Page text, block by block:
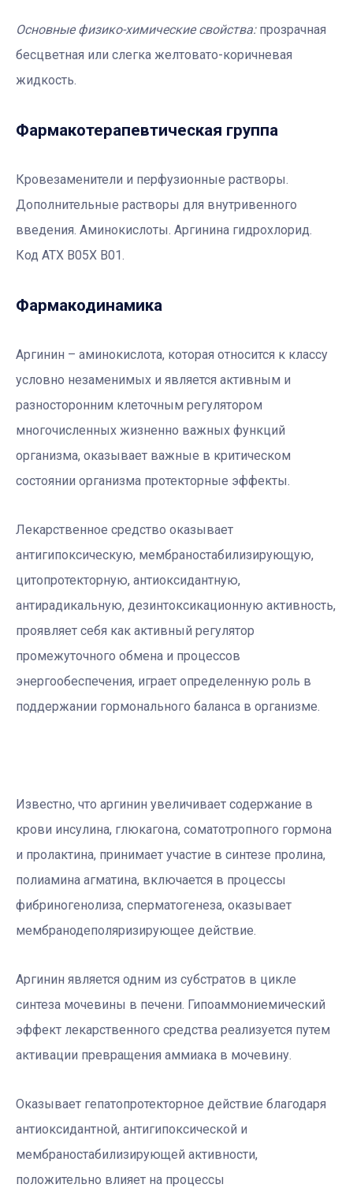
Основные физико-химические свойства:прозрачная
бесцветная или слегка желтовато-коричневая
жидкость.
Фармакотерапевтичеcкая группа
Кровезаменители и перфузионные растворы.
Дополнительные растворы для внутривенного
введения. Аминокислоты. Аргинина гидрохлорид.
Код АТХ В05Х В01.
Фармакодинамика
Аргинин – аминокислота, которая относится к классу
условно незаменимых и является активным и
разносторонним клеточным регулятором
многочисленных жизненно важных функций
организма, оказывает важные в критическом
состоянии организма протекторные эффекты.
Лекарственное средство оказывает
антигипоксическую, мембраностабилизирующую,
цитопротекторную, антиоксидантную,
антирадикальную, дезинтоксикационную активность,
проявляет себя как активный регулятор
промежуточного обмена и процессов
энергообеспечения, играет определенную роль в
поддержании гормонального баланса в организме.
Известно, что аргинин увеличивает содержание в
крови инсулина, глюкагона, соматотропного гормона
и пролактина, принимает участие в синтезе пролина,
полиамина агматина, включается в процессы
фибриногенолиза, сперматогенеза, оказывает
мембранодеполяризирующее действие.
Аргинин является одним из субстратов в цикле
синтеза мочевины в печени. Гипоаммониемический
эффект лекарственного средства реализуется путем
активации превращения аммиака в мочевину.
Оказывает гепатопротекторное действие благодаря
антиоксидантной, антигипоксической и
мембраностабилизирующей активности,
положительно влияет на процессы